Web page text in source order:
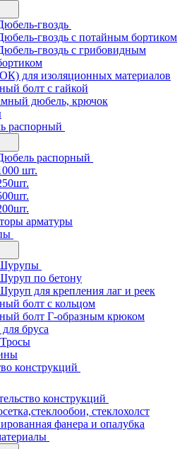
гвоздь
гвоздь с потайным бортиком
гвоздь с грибовидным
для изоляционных материалов
болт с гайкой
дюбель, крючок
распорный
распорный
шт.
арматуры
по бетону
для крепления лаг и реек
болт с кольцом
болт Г-образным крюком
бруса
конструкций
конструкций
стеклохолст
фанера и опалубка